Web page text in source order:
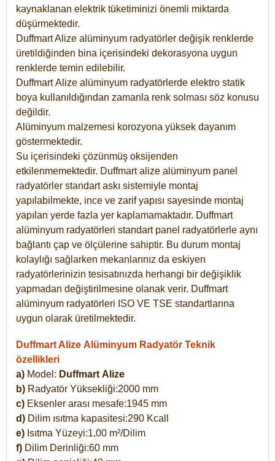
kaynaklanan elektrik tüketiminizi önemli miktarda
düşürmektedir.
Duffmart Alize alüminyum radyatörler değişik renklerde
üretildiğinden bina içerisindeki dekorasyona uygun
renklerde temin edilebilir.
DuffmartAlize alüminyum radyatörlerde elektro statik
boya kullanıldığından zamanla renk solması söz konusu
değildir.
Alüminyum malzemesi korozyona yüksek dayanım
göstermektedir.
Su içerisindeki çözünmüş oksijenden
etkilenmemektedir. Duffmart alize alüminyum panel
radyatörler standart askı sistemiyle montaj
yapılabilmekte, ince ve zarif yapısı sayesinde montaj
yapılan yerde fazla yer kaplamamaktadır. Duffmart
alüminyum radyatörleri standart panel radyatörlerle aynı
bağlantı çap ve ölçülerine sahiptir. Bu durum montaj
kolaylığı sağlarken mekanlarınız da eskiyen
radyatörlerinizin tesisatınızda herhangi bir değişiklik
yapmadan değiştirilmesine olanak verir. Duffmart
alüminyum radyatörleri ISO VE TSE standartlarına
uygun olarak üretilmektedir.
Duffmart Alize Alüminyum Radyatör Teknik
özellikleri
a) Model: Duffmart Alize
b) Radyatör Yüksekliği:2000 mm
c) Eksenler arası mesafe:1945 mm
d) Dilim ısıtma kapasitesi:290 Kcall
e) Isıtma Yüzeyi:1,00 m²/Dilim
f) Dilim Derinliği:60 mm